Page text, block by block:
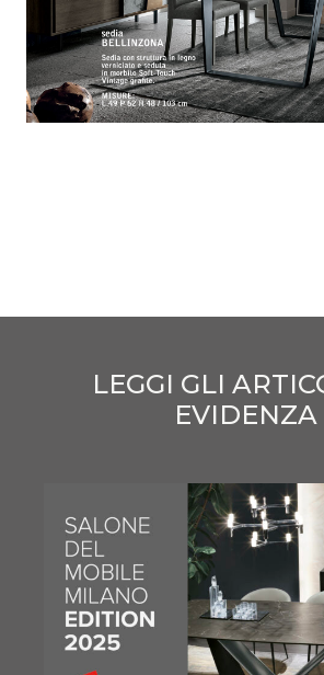
LEGGI GLI
EVIDENZA